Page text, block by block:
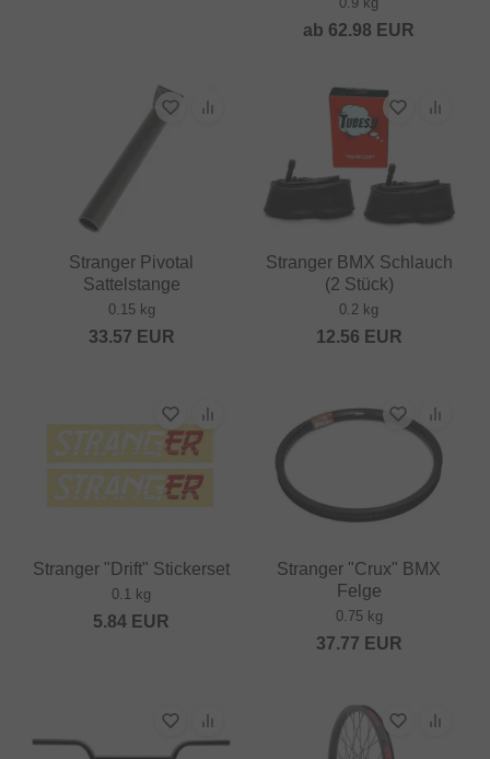
ab 62.98 EUR
Stranger Pivotal
Sattelstange
0.15 kg
33.57 EUR
Stranger BMX Schlauch
(2 Stück)
0.2 kg
12.56 EUR
Stranger "Drift" Stickerset
0.1 kg
5.84 EUR
Stranger "Crux" BMX
Felge
0.75 kg
37.77 EUR